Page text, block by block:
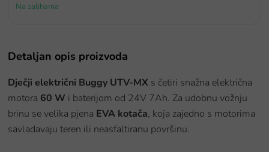
Na zalihama
Detaljan opis proizvoda
Dječji električni Buggy UTV-MX s četiri snažna električna
motora 60 W i baterijom od 24V 7Ah. Za udobnu vožnju
brinu se velika pjena EVA kotača, koja zajedno s motorima
savladavaju teren ili neasfaltiranu površinu.